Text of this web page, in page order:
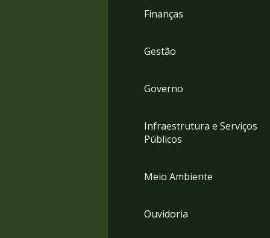
Finanças
Gestão
Governo
Infraestrutura e Serviços
Públicos
Meio Ambiente
Ouvidoria